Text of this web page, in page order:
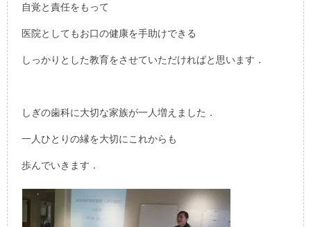
自覚と責任をもって
医院としてもお口の健康を手助けできる
しっかりとした教育をさせていただければと思います．
しぎの歯科に大切な家族が一人増えました．
一人ひとりの縁を大切にこれからも
歩んでいきます．